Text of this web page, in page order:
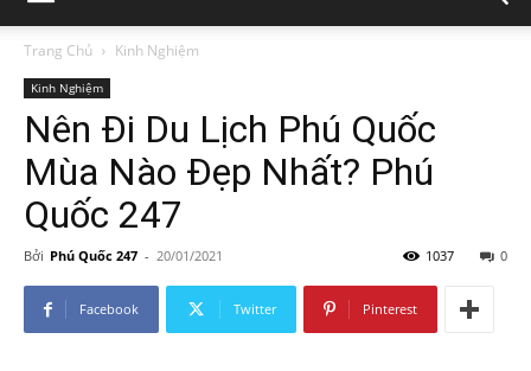
Trang Chủ Kinh Nghiệm
Kinh Nghiệm
Nên Đi Du Lịch Phú Quốc
Mùa Nào Đẹp Nhất? Phú
Quốc 247
Bởi Phú Quốc 247 - 20/01/2021 0
1037
Facebook Twitter Pinterest